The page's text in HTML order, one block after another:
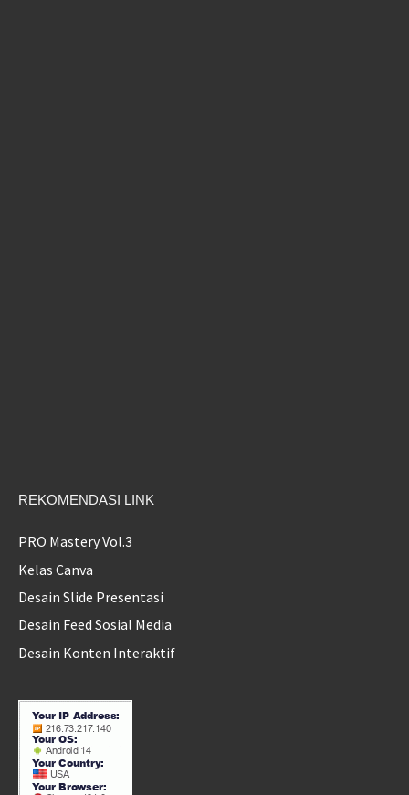
REKOMENDASI LINK
PRO Mastery Vol.3
Kelas Canva
Desain Slide Presentasi
Desain Feed Sosial Media
Desain Konten Interaktif